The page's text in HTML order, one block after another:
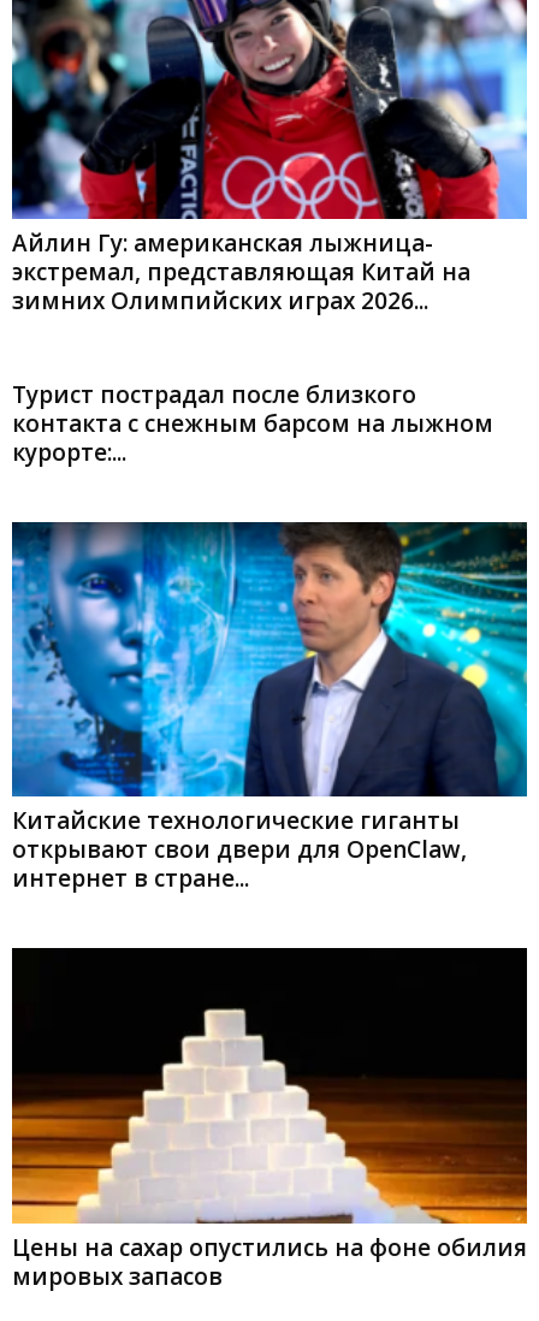
Айлин Гу: американская лыжница-
экстремал, представляющая Китай на
зимних Олимпийских играх 2026...
Турист пострадал после близкого
контакта с снежным барсом на лыжном
курорте:...
Китайские технологические гиганты
открывают свои двери для OpenClaw,
интернет в стране...
Цены на сахар опустились на фоне обилия
мировых запасов